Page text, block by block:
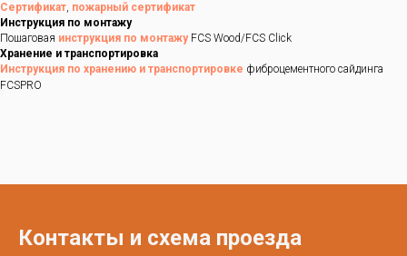
Сертификат, пожарный сертификат
Инструкция по монтажу
Пошаговая инструкция по монтажуFCS Wood/FCS Click
Хранение и транспортировка
Инструкция по хранению и транспортировке фиброцементного сайдинга
FCSPRO
Контакты и схема проезда